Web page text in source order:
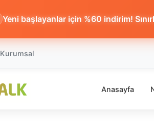
Yeni başlayanlar için %60 indirim!
Kurumsal
Anasayfa